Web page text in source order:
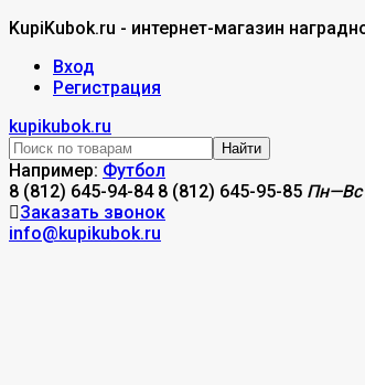
KupiKubok.ru - интернет-магазин
Вход
Регистрация
kupikubok.ru
Найти
Например: Футбол
8 (812) 645-94-84 8 (812) 645-95-85 Пн—Вс
Заказать звонок
info@kupikubok.ru